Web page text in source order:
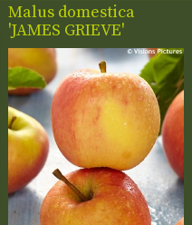
Malus domestica
'JAMES GRIEVE'